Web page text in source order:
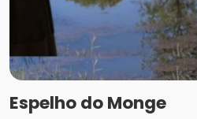
Espelho do Monge